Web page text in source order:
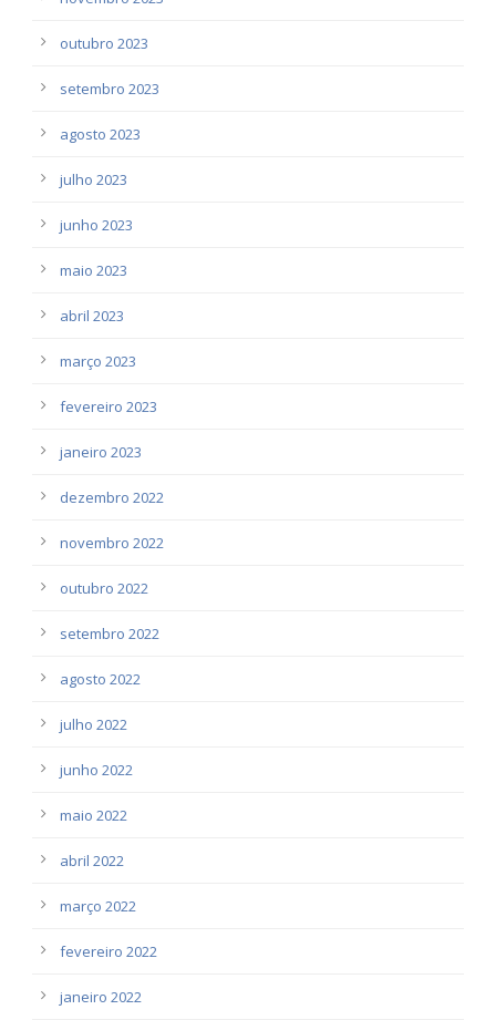
outubro 2023
setembro 2023
agosto 2023
julho 2023
junho 2023
maio 2023
abril 2023
março 2023
fevereiro 2023
janeiro 2023
dezembro 2022
novembro 2022
outubro 2022
setembro 2022
agosto 2022
julho 2022
junho 2022
maio 2022
abril 2022
março 2022
fevereiro 2022
janeiro 2022